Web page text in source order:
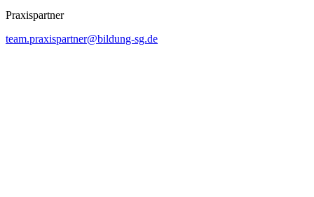
Praxispartner
team.praxispartner@bildung-sg.de